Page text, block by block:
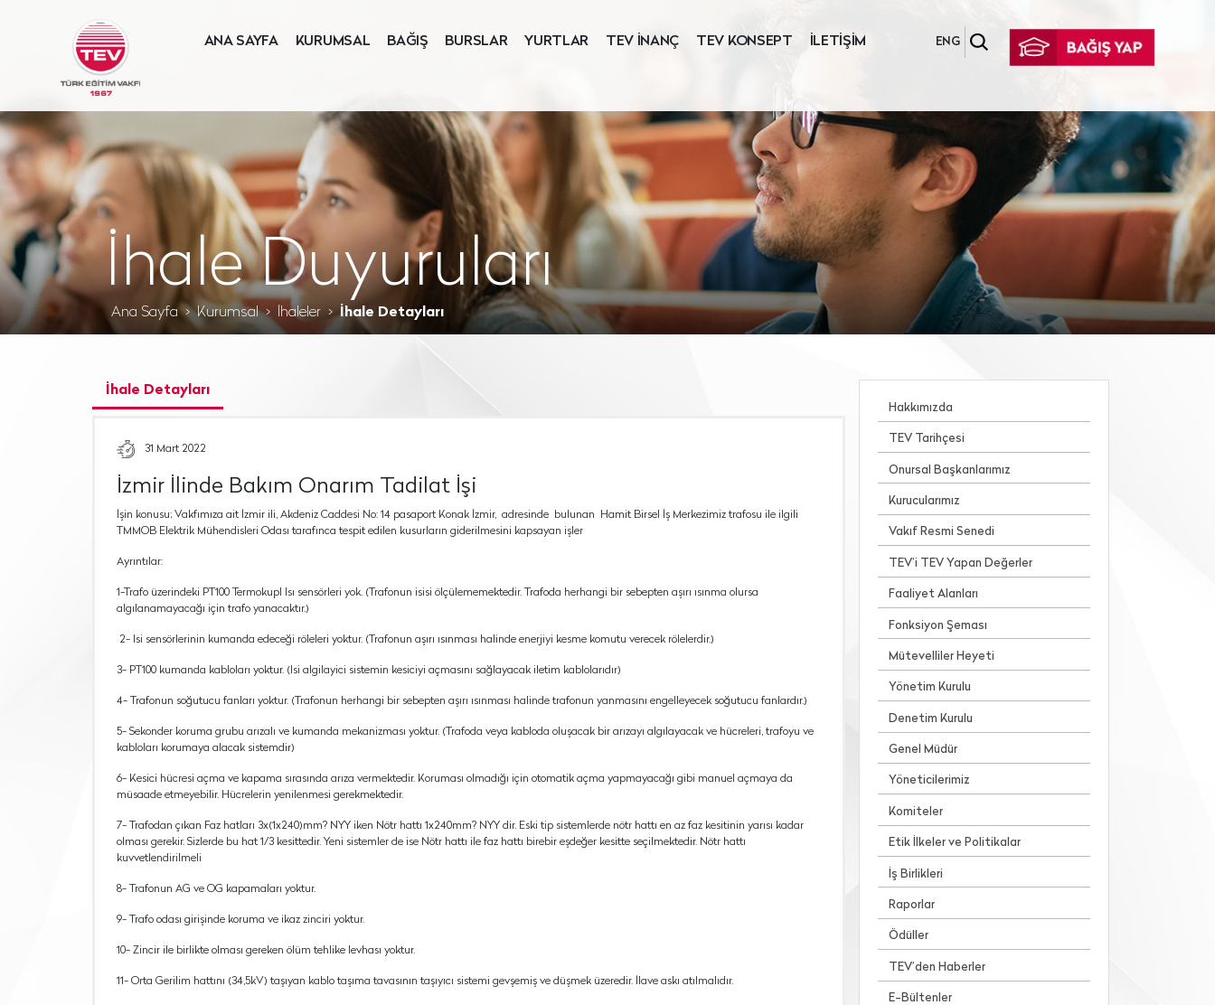
ANA SAYFA KURUMSAL BAĞIŞ BURSLAR YURTLAR TEV İNANÇ TEV KONSEPT İLETİŞİM ENG
İhale Duyuruları
Ana Sayfa Kurumsal İhaleler İhale Detayları
İhale Detayları
31 Mart 2022
İzmir İlinde Bakım Onarım Tadilat İşi
İşin konusu; Vakfımıza ait İzmir ili, Akdeniz Caddesi No: 14 pasaport Konak İzmir, adresinde bulunan Hamit Birsel İş Merkezimiz trafosu ile ilgili
TMMOB Elektrik Mühendisleri Odası tarafınca tespit edilen kusurların giderilmesini kapsayan işler
Ayrıntılar:
1-Trafo üzerindeki PT100 Termokupl Isı sensörleri yok. (Trafonun isisi ölçülememektedir. Trafoda herhangi bir sebepten aşırı ısınma olursa
algılanamayacağı için trafo yanacaktır.)
2- Isi sensörlerinin kumanda edeceği röleleri yoktur. (Trafonun aşırı ısınması halinde enerjiyi kesme komutu verecek rölelerdir.)
3- PT100 kumanda kabloları yoktur. (Isi algilayici sistemin kesiciyi açmasını sağlayacak iletim kablolarıdır)
4- Trafonun soğutucu fanları yoktur. (Trafonun herhangi bir sebepten aşırı ısınması halinde trafonun yanmasını engelleyecek soğutucu fanlardır.)
5- Sekonder koruma grubu arızalı ve kumanda mekanizması yoktur. (Trafoda veya kabloda oluşacak bir arızayı algılayacak ve hücreleri, trafoyu ve
kabloları korumaya alacak sistemdir)
6- Kesici hücresi açma ve kapama sırasında arıza vermektedir. Koruması olmadığı için otomatik açma yapmayacağı gibi manuel açmaya da
müsaade etmeyebilir. Hücrelerin yenilenmesi gerekmektedir.
7- Trafodan çıkan Faz hatları 3x(1x240)mm? NYY iken Nötr hattı 1x240mm? NYY dir. Eski tip sistemlerde nötr hattı en az faz kesitinin yarısı kadar
olması gerekir. Sizlerde bu hat 1/3 kesittedir. Yeni sistemler de ise Nötr hattı ile faz hattı birebir eşdeğer kesitte seçilmektedir. Nötr hattı
kuvvetlendirilmeli
8- Trafonun AG ve OG kapamaları yoktur.
9- Trafo odası girişinde koruma ve ikaz zinciri yoktur.
10- Zincir ile birlikte olması gereken ölüm tehlike levhası yoktur.
11- Orta Gerilim hattını (34,5kV) taşıyan kablo taşıma tavasının taşıyıcı sistemi gevşemiş ve düşmek üzeredir. İlave askı atılmalıdır.
Hakkımızda
TEV Tarihçesi
Onursal Başkanlarımız
Kurucularımız
Vakıf Resmi Senedi
TEV’i TEV Yapan Değerler
Faaliyet Alanları
Fonksiyon Şeması
Mütevelliler Heyeti
Yönetim Kurulu
Denetim Kurulu
Genel Müdür
Yöneticilerimiz
Komiteler
Etik İlkeler ve Politikalar
İş Birlikleri
Raporlar
Ödüller
TEV’den Haberler
E-Bültenler